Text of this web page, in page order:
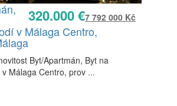
320.000 €7 792 000 Kč
v Málaga Centro,
Byt/Apartmán, Byt na
Málaga Centro, prov ...